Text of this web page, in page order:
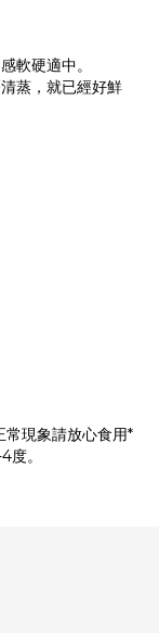
軟硬適中。
蒸，就已經好鮮
常現象請放心食用*
。